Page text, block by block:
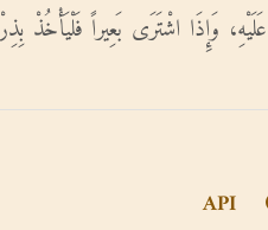
وَإِذَا اشْتَرَى بَعِيراً فَلْيَأْخُذْ
API